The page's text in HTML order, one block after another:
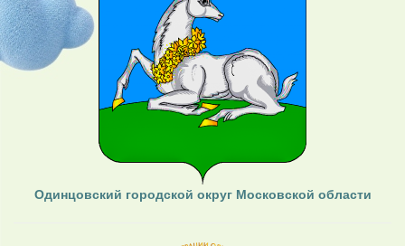
Одинцовский городской округ Московской области